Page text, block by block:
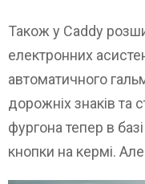
Також у Caddy
електронних
автоматичного
дорожніх знаків та
фургона тепер в
кнопки на кермі.